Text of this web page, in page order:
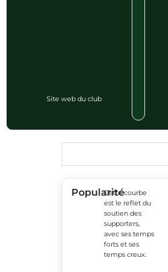
Site web du club
PopularitéCette courbe
est le reflet du
soutien des
supporters,
avec ses temps
forts et ses
temps creux.